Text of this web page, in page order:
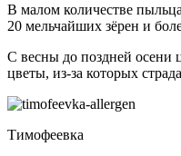
В малом количестве
20 мельчайших зёрен и
С весны до поздней осени
цветы, из-за которых
Тимофеевка